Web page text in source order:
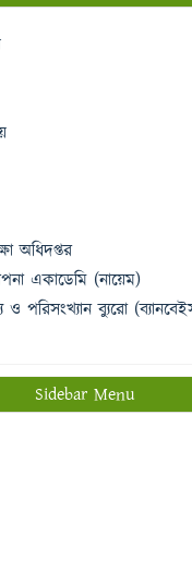
অধিদপ্তর
একাডেমি (নায়েম)
ও পরিসংখ্যান ব্যুরো (ব্যানবেইস)
Sidebar Menu